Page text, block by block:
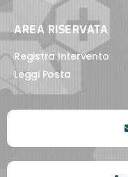
AREA RISERVATA
Registra Intervento
Leggi Posta